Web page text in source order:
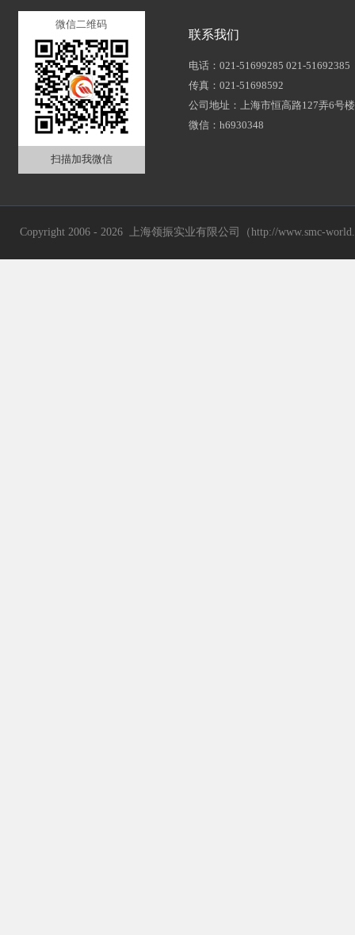
微信二维码
扫描加我微信
联系我们
电话：021-51699285 021-51692385
传真：021-51698592
公司地址：上海市恒高路127弄6号
微信：h6930348
Copyright 2006 - 2026 上海领振实业有限公司（http://www.smc-